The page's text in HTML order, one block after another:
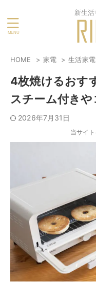
新生
HOME 家電 生活家電
4枚焼けるおす
スチーム付き
2026年7月31日
当サイ